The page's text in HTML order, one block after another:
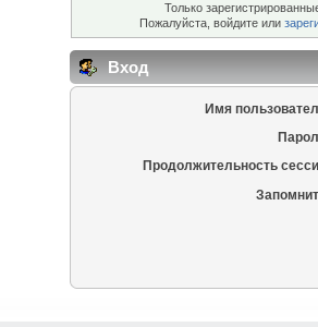
Только
Пожалуйста, войдите или
Вход
Имя
Продолжительность